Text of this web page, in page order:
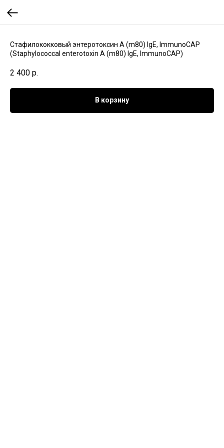
Стафилококковый энтеротоксин А (m80) IgE, ImmunoCAP
(Staphylococcal enterotoxin A (m80) IgE, ImmunoCAP)
2 400 р.
В корзину